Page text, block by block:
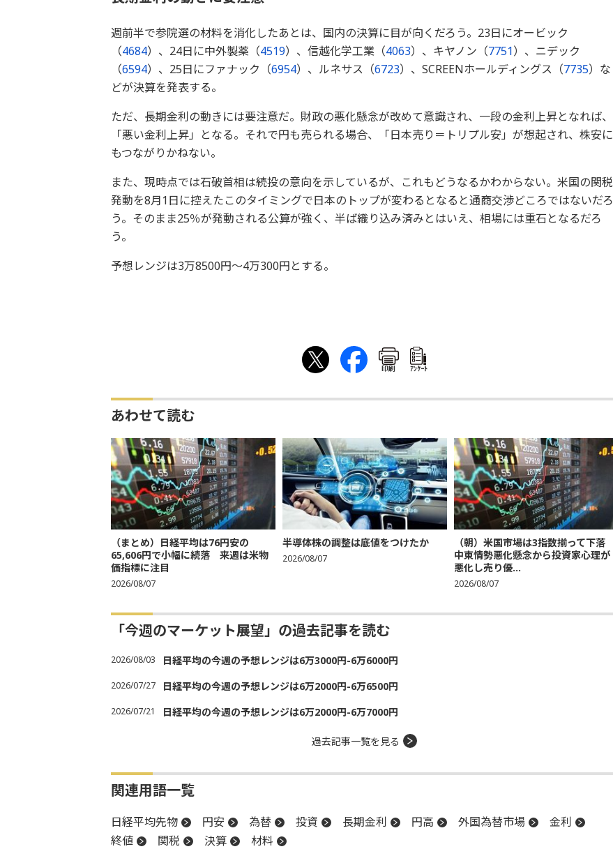
週前半で参院選の材料を消化したあとは、 国内の決算に目が向くだろう。23日にオービック
（4684）、 24日に中外製薬（4519）、信越化学工業（4063）、 キヤノン（7751）、ニデック
（6594）、 25日にファナック（6954）、ルネサス（6723）、 SCREENホールディングス（7735） な
どが決算を発表する。
ただ、長期金利の動きには要注意だ。 財政の悪化懸念が改めて意識され、一段の金利上昇となれば、
「悪い金利上昇」となる。それで円も売られる場合、「日本売り＝ トリプル安」が想起され、株安に
もつながりかねない。
また、現時点では石破首相は続投の意向を示しているが、 これもどうなるかわからない。 米国の関税
発動を8月1日に控えたこのタイミングで日本のトップが変わるとなると通商交渉どころではないだろ
う。そのまま25％が発動される公算が強く、半ば織り込み済みとはいえ、 相場には重石となるだろ
う。
予想レンジは3万8500円～4万300円とする。
印刷 ｱﾝｹｰﾄ
あわせて読む
（まとめ）日経平均は76円安の
65,606円で小幅に続落 来週は米物
価指標に注目
2026/08/07
半導体株の調整は底値をつけたか
2026/08/07
（朝）米国市場は3指数揃って下落
中東情勢悪化懸念から投資家心理が
悪化し売り優...
2026/08/07
「今週のマーケット展望」の過去記事を読む
2026/08/03 日経平均の今週の予想レンジは6万3000円-6万6000円
2026/07/27 日経平均の今週の予想レンジは6万2000円-6万6500円
2026/07/21 日経平均の今週の予想レンジは6万2000円-6万7000円
過去記事一覧を見る
関連用語一覧
日経平均先物 円安 為替 投資 長期金利 円高 外国為替市場
金利
終値
関税 決算 材料